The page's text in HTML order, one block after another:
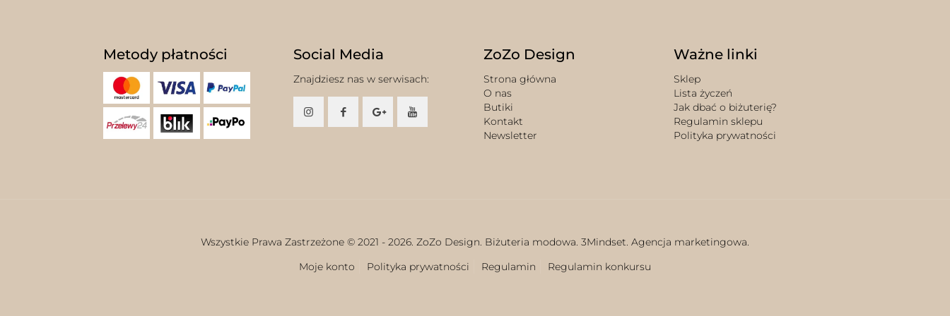
Metody płatności Social Media
Znajdziesz nas w serwisach:
ZoZo Design
Strona główna
O nas
Butiki
Kontakt
Newsletter
Ważne linki
Sklep
Lista życzeń
Jak dbać o biżuterię?
Regulamin sklepu
Polityka prywatności
Wszystkie Prawa Zastrzeżone © 2021 - 2026. ZoZo Design. Biżuteria modowa. 3Mindset. Agencja marketingowa.
Moje konto
Polityka prywatności Regulamin Regulamin konkursu